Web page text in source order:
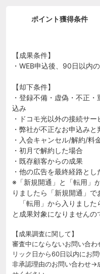
ポイント獲得条件
【成果条件】
・WEB申込後、90日以内
【却下条件】
・登録不備・虚偽・不正
込み
・ドコモ光以外の接続サ
・弊社が不正なお申込みと
・入会キャンセル/解約/料
・初月で解約した場合
・既存顧客からの成果
・他の広告を最終経路とし
※「新規開通」と「転用」
りましたら「新規開通」で
「転用」から入りました
と成果対象になりませんの
【成果調査に関して】
審査中にならないお問い合
リック日から60日以内にお問
非承認理由のお問い合わせ→